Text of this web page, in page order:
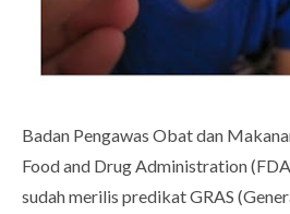
Badan Pengawas Obat dan
Food and Drug Administration
sudah merilis predikat GRAS